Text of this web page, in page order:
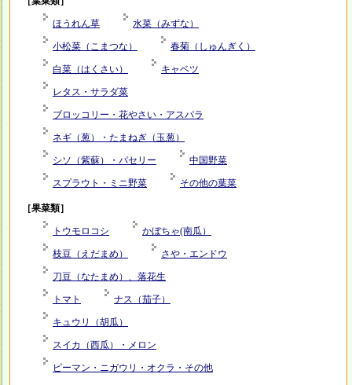
ほうれん草 水菜（みずな）
小松菜（こまつな） 春菊（しゅんぎく）
白菜（はくさい） キャベツ
レタス・サラダ菜
ブロッコリー・花やさい・アスパラ
ネギ（葱）・たまねぎ（玉葱）
シソ（紫蘇）・パセリー 中国野菜
スプラウト・ミニ野菜 その他の葉菜
［果菜類］
トウモロコシ かぼちゃ(南瓜）
枝豆（えだまめ） さや・エンドウ
刀豆（なたまめ）、落花生
トマト ナス（茄子）
キュウリ（胡瓜）
スイカ（西瓜）・メロン
ピーマン・ニガウリ・オクラ・その他